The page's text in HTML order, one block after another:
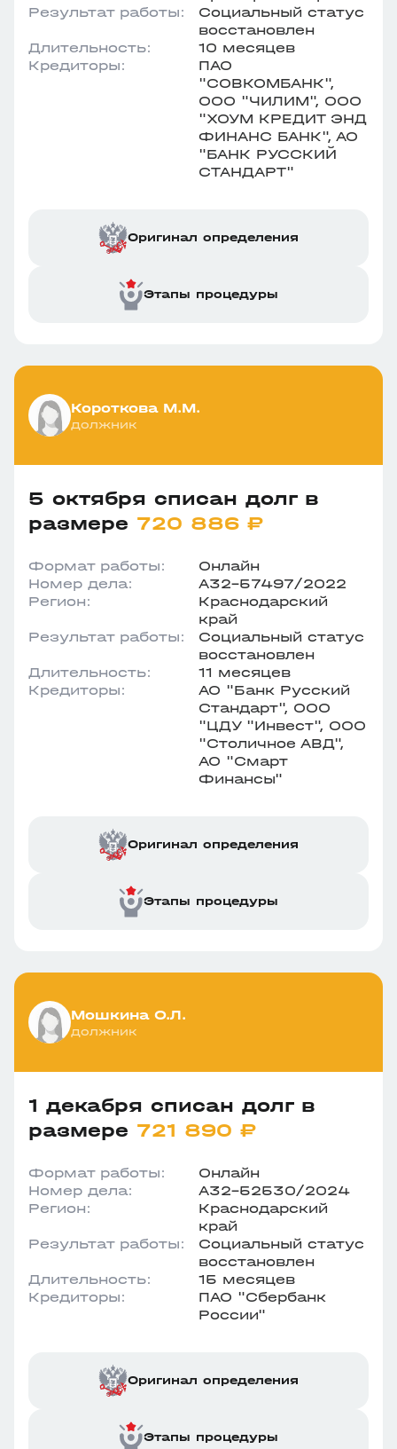
Результат работы:
Социальный статус
восстановлен
Длительность:
10 месяцев
Кредиторы:
ПАО
"СОВКОМБАНК",
ООО "ЧИЛИМ", ООО
"ХОУМ КРЕДИТ ЭНД
ФИНАНС БАНК", АО
"БАНК РУССКИЙ
СТАНДАРТ"
Оригинал определения
Этапы процедуры
Короткова М.М.
должник
5 октября списан долг в
размере 720 886 ₽
Формат работы:
Онлайн
Номер дела:
А32-57497/2022
Регион:
Краснодарский
край
Результат работы:
Социальный статус
восстановлен
Длительность:
11 месяцев
Кредиторы:
АО "Банк Русский
Стандарт", ООО
"ЦДУ "Инвест", ООО
"Столичное АВД",
АО "Смарт
Финансы"
Оригинал определения
Этапы процедуры
Мошкина О.Л.
должник
1 декабря списан долг в
размере 721 890 ₽
Формат работы:
Онлайн
Номер дела:
А32-52530/2024
Регион:
Краснодарский
край
Результат работы:
Социальный статус
восстановлен
Длительность:
15 месяцев
Кредиторы:
ПАО "Сбербанк
России"
Оригинал определения
Этапы процедуры